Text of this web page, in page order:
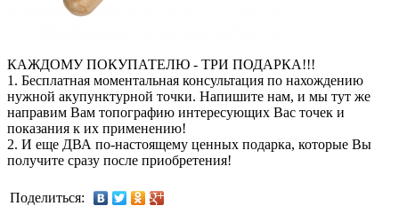
КАЖДОМУ ПОКУПАТЕЛЮ - ТРИ ПОДАРКА!!!
1. Бесплатная моментальная консультация по нахождению
нужной акупунктурной точки. Напишите нам, и мы тут же
направим Вам топографию интересующих Вас точек и
показания к их применению!
2. И еще ДВА по-настоящему ценных подарка, которые Вы
получите сразу после приобретения!
Поделиться: